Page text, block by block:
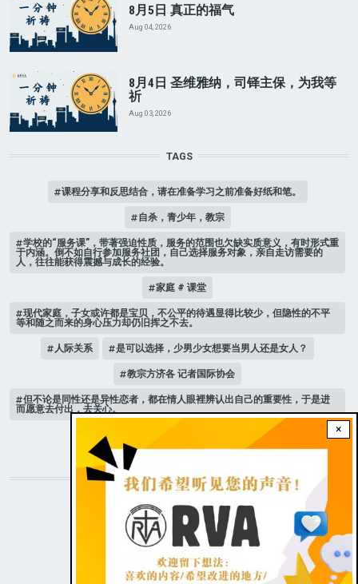
×
8月5日 真正的福气
Aug 04, 2026
8月4日 圣维雅纳，司铎主保，为我等
祈
Aug 03, 2026
TAGS
课程分享和反思结合，请在准备学习之前准备好纸和笔。
自杀，青少年，教宗
学校的“服务课”，带著强迫性质，服务的范围也欠缺实质意义，有时形式重
于内涵。倒不如自行参加服务社团，自己选择服务对象，亲自走访需要的
人，往往能获得震撼与成长的经验。
家庭 # 课堂
现代家庭，子女或许都是宝贝，不公平的待遇显得比较少，但隐性的不平
等和随之而来的身心压力却仍旧挥之不去。
人际关系 是可以选择，少男少女想要当男人还是女人？
教宗方济各 记者国际协会
但不论是同性还是异性恋者，都在情人眼裡辨认出自己的重要性，于是进
而愿意去付出，去关心。
STAY CONNECTED WITH US!